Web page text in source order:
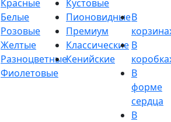
Красные
Белые
Розовые
Желтые
Разноцветные
Фиолетовые
Кустовые
Пионовидные
Премиум
Классические
Кенийские
В
В
В
форме
сердца
В